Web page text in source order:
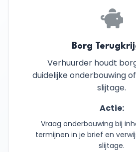
Borg
Verhuurder houdt
duidelijke onderbouwing
slijtage.
Actie:
Vraag onderbouwing bij
termijnen in je brief en
slijtage.